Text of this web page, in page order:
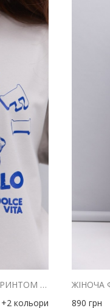
ЖІНОЧА ФУТБОЛКА СІРА З СИНІМ ПРИНТОМ AMALFI LIMONCELLO
+2 кольори
890 грн